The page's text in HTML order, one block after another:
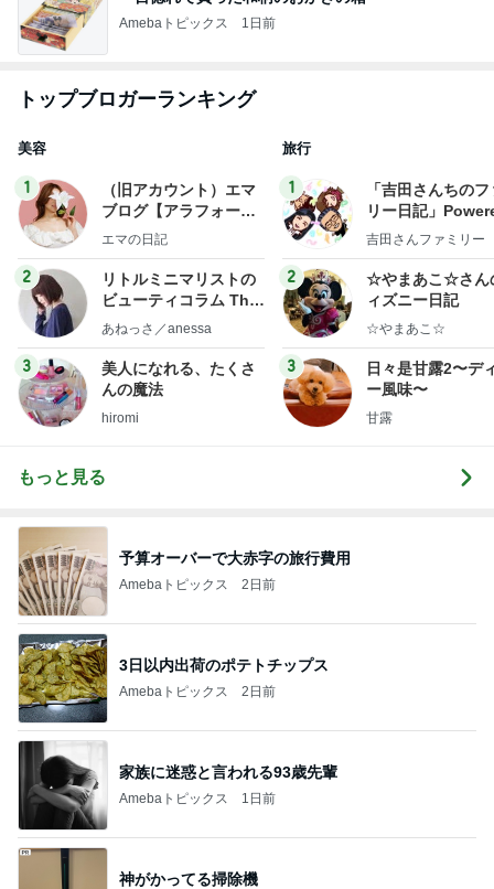
Amebaトピックス 1日前
トップブロガーランキング
美容
1
（旧アカウント）エマ
ブログ【アラフォー会
社売却セカンドライ
エマの日記
2
リトルミニマリストの
ビューティコラム The
little minimalist's bea
あねっさ／anessa
3
美人になれる、たくさ
んの魔法
hiromi
旅行
1
「吉田さんちの
リー日記」
y Ameba 吉田さ
ログ
吉田さんファミリー
2
☆やまあこ☆さん
ィズニー日記
☆やまあこ☆
3
日々是甘露2〜デ
ー風味〜
甘露
もっと見る
予算オーバーで大赤字の旅行費用
Amebaトピックス 2日前
3日以内出荷のポテトチップス
Amebaトピックス 2日前
家族に迷惑と言われる93歳先輩
Amebaトピックス 1日前
神がかってる掃除機